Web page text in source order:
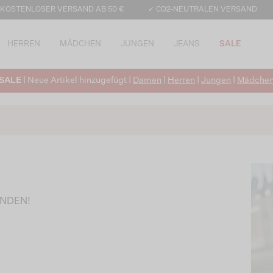
VERSAND AB 50 € ✓ CO2-NEUTRALEN VERSAND
HERREN MÄDCHEN JUNGEN JEANS SALE
| Neue Artikel hinzugefügt | Damen Herren Jungen